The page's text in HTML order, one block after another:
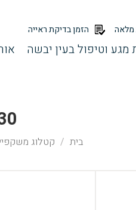
מלאה הזמן בדיקת ראייה
מגע וטיפול בעין יבשה
בית קטלוג